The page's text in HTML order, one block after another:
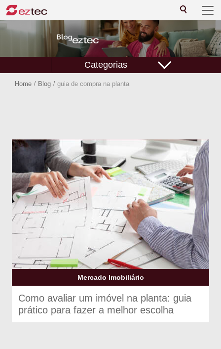
Categorias
Home / Blog / guia de compra na planta
Mercado Imobiliário
Como avaliar um imóvel na planta: guia
prático para fazer a melhor escolha